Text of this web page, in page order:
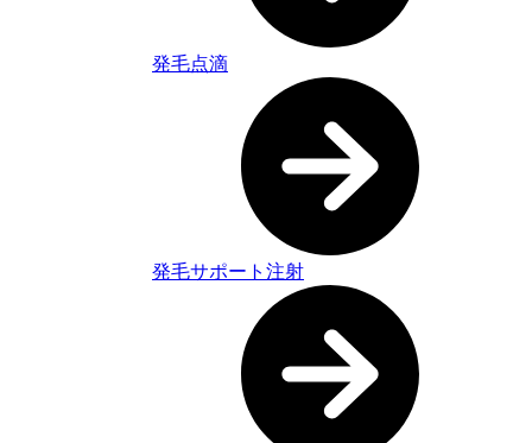
発毛点滴
発毛サポート注射